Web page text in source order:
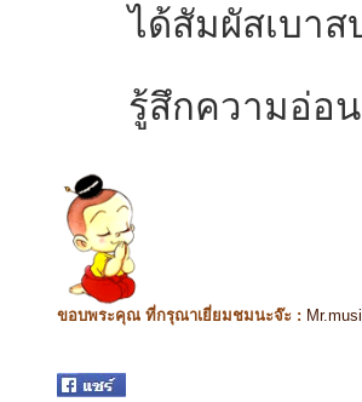
ได้สัมผัสเบา
รู้สึกความอ่อ
ขอบพระคุณ ที่กรุณาเยี่ยมชมนะจ๊ะ :